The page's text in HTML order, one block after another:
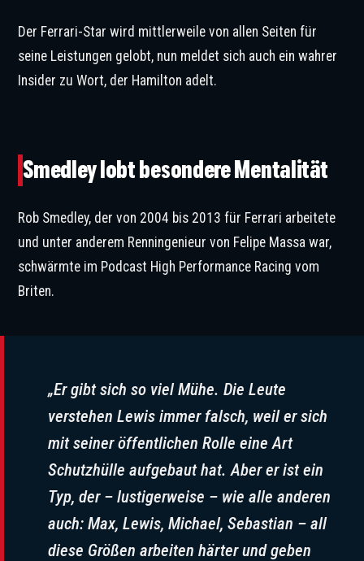
Der Ferrari-Star wird mittlerweile von allen Seiten für
seine Leistungen gelobt, nun meldet sich auch ein wahrer
Insider zu Wort, der Hamilton adelt.
Smedley lobt besondere Mentalität
Rob Smedley, der von 2004 bis 2013 für Ferrari arbeitete
und unter anderem Renningenieur von Felipe Massa war,
schwärmte im Podcast High Performance Racing vom
Briten.
„Er gibt sich so viel Mühe. Die Leute
verstehen Lewis immer falsch, weil er sich
mit seiner öffentlichen Rolle eine Art
Schutzhülle aufgebaut hat. Aber er ist ein
Typ, der – lustigerweise – wie alle anderen
auch: Max, Lewis, Michael, Sebastian – all
diese Größen arbeiten härter und geben